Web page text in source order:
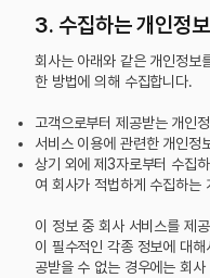
3. 수집하는 개인정보
회사는 아래와 같은 개인정보
한 방법에 의해 수집합니다.
고객으로부터 제공받는 개인
서비스 이용에 관련한 개인정
상기 외에 제3자로부터 수집
여 회사가 적법하게 수집하는
이 정보 중 회사 서비스를 제
이 필수적인 각종 정보에 대해
공받을 수 없는 경우에는 회